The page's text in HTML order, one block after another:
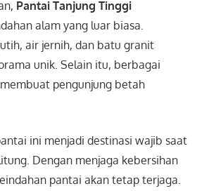
Pantai Tanjung Tinggi
alam yang luar biasa.
air jernih, dan batu granit
unik. Selain itu, berbagai
pengunjung betah
ini menjadi destinasi wajib saat
Dengan menjaga kebersihan
pantai akan tetap terjaga.